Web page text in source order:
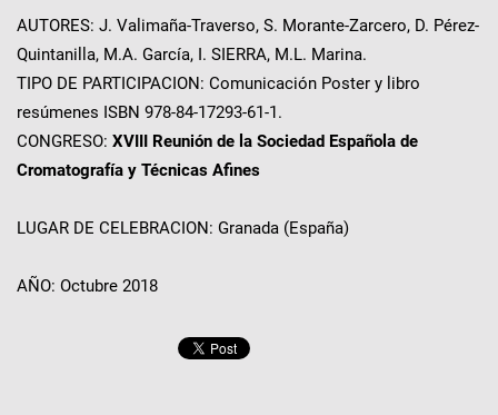
AUTORES: J. Valimaña-Traverso, S. Morante-Zarcero, D. Pérez-
Quintanilla, M.A. García, I. SIERRA, M.L. Marina.
TIPO DE PARTICIPACION: Comunicación Poster y libro
resúmenes ISBN 978-84-17293-61-1.
CONGRESO: XVIII Reunión de la Sociedad Española de
Cromatografía y Técnicas Afines
LUGAR DE CELEBRACION: Granada (España)
AÑO: Octubre 2018